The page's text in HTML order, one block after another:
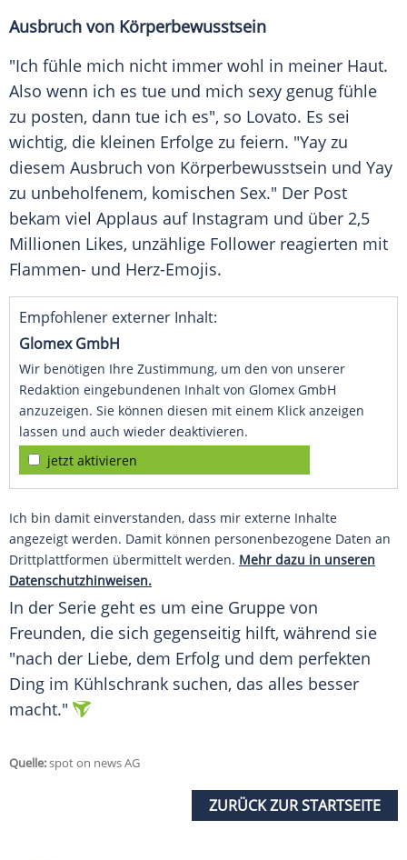
Ausbruch von Körperbewusstsein
"Ich fühle mich nicht immer wohl in meiner Haut.
Also wenn ich es tue und mich sexy genug fühle
zu posten, dann tue ich es", so Lovato. Es sei
wichtig, die kleinen Erfolge zu feiern. "Yay zu
diesem Ausbruch von Körperbewusstsein und Yay
zu unbeholfenem, komischen Sex." Der Post
bekam viel Applaus auf Instagram und über 2,5
Millionen Likes, unzählige Follower reagierten mit
Flammen- und Herz-Emojis.
Empfohlener externer Inhalt:
Glomex GmbH
Wir benötigen Ihre Zustimmung, um den von unserer
Redaktion eingebundenen Inhalt von Glomex GmbH
anzuzeigen. Sie können diesen mit einem Klick anzeigen
lassen und auch wieder deaktivieren.
jetzt aktivieren
Ich bin damit einverstanden, dass mir externe Inhalte
angezeigt werden. Damit können personenbezogene Daten an
Drittplattformen übermittelt werden. Mehr dazu in unseren
Datenschutzhinweisen.
In der Serie geht es um eine Gruppe von
Freunden, die sich gegenseitig hilft, während sie
"nach der Liebe, dem Erfolg und dem perfekten
Ding im Kühlschrank suchen, das alles besser
macht."
Quelle:spot on news AG
ZURÜCK ZUR STARTSEITE